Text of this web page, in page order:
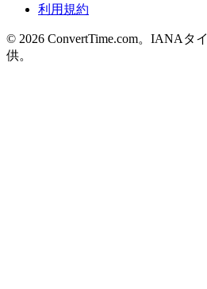
利用規約
© 2026 ConvertTime.com。IANAタ
供。